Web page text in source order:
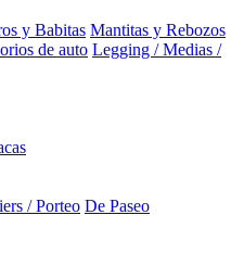
y Babitas Mantitas y Rebozos
de auto Legging / Medias /
/ Porteo De Paseo